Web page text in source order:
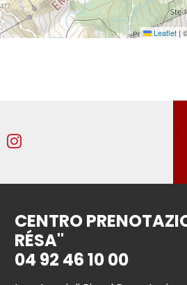
Leaflet |
CENTRO
RÉSA"
04 92 46 10 00